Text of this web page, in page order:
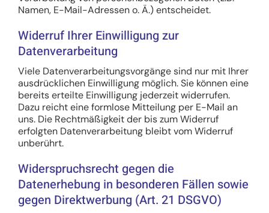
Namen, E-Mail-Adressen o. Ä.) entscheidet.
Widerruf Ihrer Einwilligung zur
Datenverarbeitung
Viele Datenverarbeitungsvorgänge sind nur mit Ihrer
ausdrücklichen Einwilligung möglich. Sie können eine
bereits erteilte Einwilligung jederzeit widerrufen.
Dazu reicht eine formlose Mitteilung per E-Mail an
uns. Die Rechtmäßigkeit der bis zum Widerruf
erfolgten Datenverarbeitung bleibt vom Widerruf
unberührt.
Widerspruchsrecht gegen die
Datenerhebung in besonderen Fällen sowie
gegen Direktwerbung (Art. 21 DSGVO)